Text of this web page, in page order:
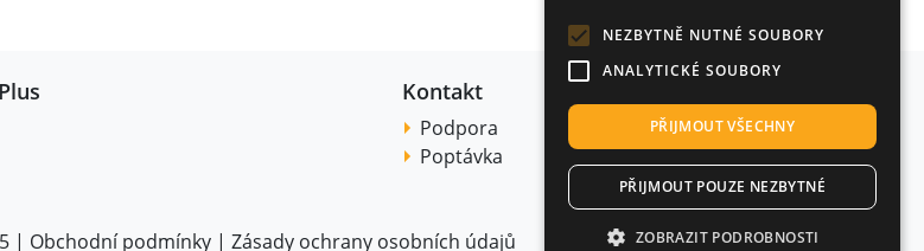
Kontakt
Podpora
Poptávka
| Obchodní podmínky | Zásady ochrany osobních údajů
NEZBYTNĚ NUTNÉ SOUBORY
ANALYTICKÉ SOUBORY
PŘIJMOUT VŠECHNY
PŘIJMOUT POUZE NEZBYTNÉ
ZOBRAZIT PODROBNOSTI